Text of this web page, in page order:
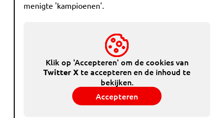
menigte 'kampioenen'.
Klik op 'Accepteren' om de cookies van
Twitter X te accepteren en de inhoud te
bekijken.
Accepteren